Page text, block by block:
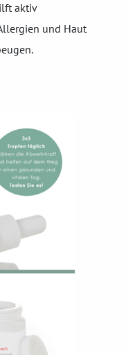
aktiv
und Haut